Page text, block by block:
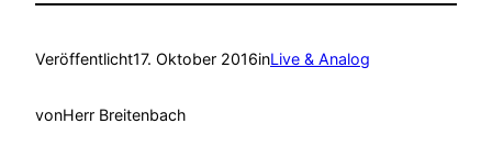
Veröffentlicht17. Oktober 2016inLive & Analog
vonHerr Breitenbach